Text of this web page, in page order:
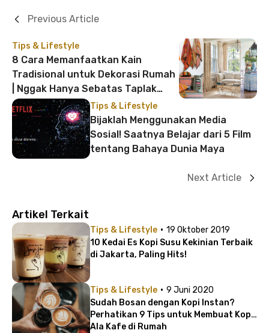
Tips & Lifestyle
8 Cara Memanfaatkan Kain
Tradisional untuk Dekorasi Rumah
| Nggak Hanya Sebatas Taplak
Meja dan Pajangan
Previous Article
Tips & Lifestyle
Bijaklah Menggunakan Media
Sosial! Saatnya Belajar dari 5 Film
tentang Bahaya Dunia Maya
Next Article
Artikel Terkait
Tips & Lifestyle · 19 Oktober 2019
10 Kedai Es Kopi Susu Kekinian Terbaik
di Jakarta, Paling Hits!
Tips & Lifestyle · 9 Juni 2020
Sudah Bosan dengan Kopi Instan?
Perhatikan 9 Tips untuk Membuat Kopi
Ala Kafe di Rumah